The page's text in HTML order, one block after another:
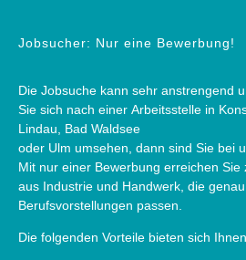
Jobsucher: Nur eine Bewerbung!
Die Jobsuche kann sehr anstrengend
Sie sich nach einer Arbeitsstelle in
Lindau, Bad Waldsee
oder Ulm umsehen, dann sind Sie bei
Mit nur einer Bewerbung erreichen
aus Industrie und Handwerk, die
Berufsvorstellungen passen.
Die folgenden Vorteile bieten sich